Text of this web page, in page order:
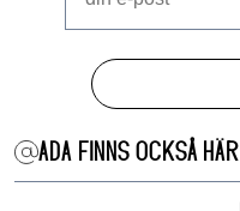
ADA FINNS OCKSÅ HÄR